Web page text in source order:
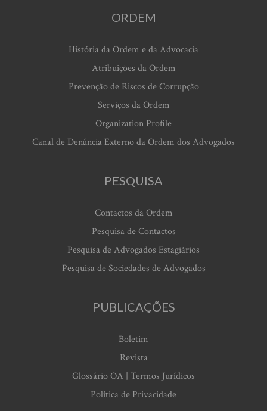
ORDEM
História da Ordem e da Advocacia
Atribuições da Ordem
Prevenção de Riscos de Corrupção
Serviços da Ordem
Organization Profile
Canal de Denúncia Externo da Ordem dos Advogados
PESQUISA
Contactos da Ordem
Pesquisa de Contactos
Pesquisa de Advogados Estagiários
Pesquisa de Sociedades de Advogados
PUBLICAÇÕES
Boletim
Revista
Glossário OA | Termos Jurídicos
Política de Privacidade